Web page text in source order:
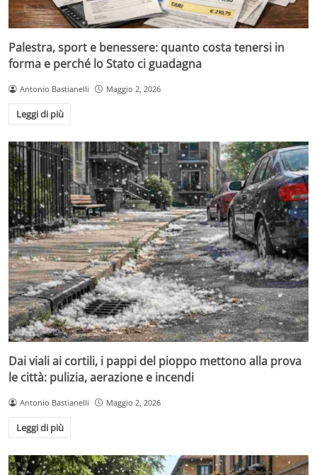
Palestra, sport e benessere: quanto costa tenersi in
forma e perché lo Stato ci guadagna
Antonio Bastianelli Maggio 2, 2026
Leggi di più
Dai viali ai cortili, i pappi del pioppo mettono alla prova
le città: pulizia, aerazione e incendi
Antonio Bastianelli Maggio 2, 2026
Leggi di più